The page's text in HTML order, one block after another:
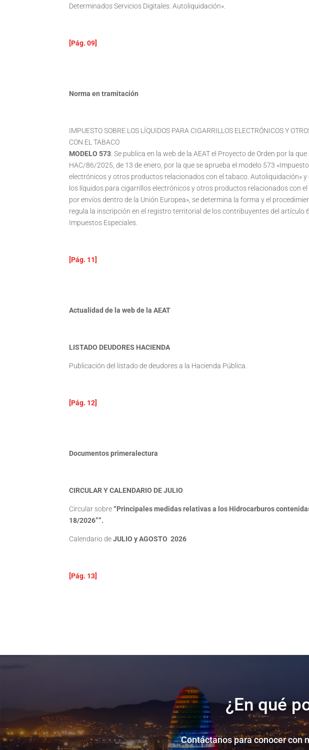
Determinados Servicios Digitales. Autoliquidación».
[Pág. 09]
Norma en tramitación
IMPUESTO SOBRE LOS LÍQUIDOS PARA CIGARRILLOS ELECTRÓNICOS Y
CON EL TABACO
MODELO 573. Se publica en la web de la AEAT el Proyecto de Orden por la
HAC/86/2025, de 13 de enero, por la que se aprueba el modelo 573
electrónicos y otros productos relacionados con el tabaco. Autoliquidación» y
los líquidos para cigarrillos electrónicos y otros productos relacionados con
por envíos dentro de la Unión Europea», se determina la forma y el
regula la inscripción en el registro territorial de los contribuyentes del artículo
Impuestos Especiales.
[Pág. 11]
Actualidad de la web de la AEAT
LISTADO DEUDORES HACIENDA
Publicación del listado de deudores a la Hacienda Pública.
[Pág. 12]
Documentos primeralectura
CIRCULAR Y CALENDARIO DE JULIO
Circular sobre“Principales medidas relativas a los Hidrocarburos
18/2026””.
Calendario deJULIO y AGOSTO 2026
[Pág. 13]
¿En qué
Contáctanos para conocer con